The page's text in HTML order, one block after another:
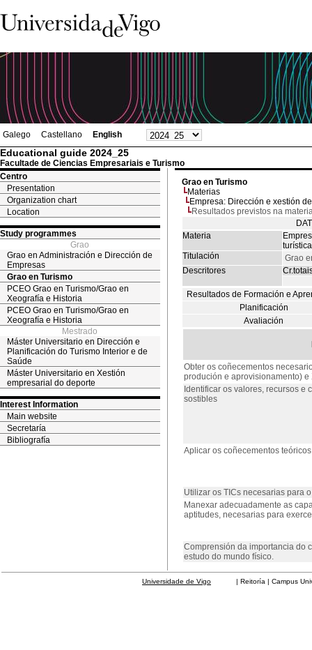
Galego Castellano English
Educational guide 2024_25
Facultade de Ciencias Empresariais e Turismo
Centro
Presentation
Organization chart
Location
Study programmes
Grao
Grao en Administración e Dirección de
Empresas
Grao en Turismo
PCEO Grao en Turismo/Grao en
Xeografía e Historia
PCEO Grao en Turismo/Grao en
Xeografía e Historia
Mestrado
Máster Universitario en Dirección e
Planificación do Turismo Interior e de
Saúde
Máster Universitario en Xestión
empresarial do deporte
Interest Information
Main website
Secretaría
Bibliografía
Grao en Turismo
Materias
Empresa: Dirección e xestión
Resultados previstos na
Materia
Titulación
Grao
Descritores
Resultados de Formación e
Planificación
Avaliación
Obter os coñecementos
produción e aprovisionamento)
Identificar os valores, recursos
sostibles
Aplicar os coñecementos
Utilizar os TICs necesarias para
Manexar adecuadamente as
aptitudes, necesarias para
Comprensión da importancia do
estudo do mundo físico.
Universidade de Vigo | Reitoría | Campus